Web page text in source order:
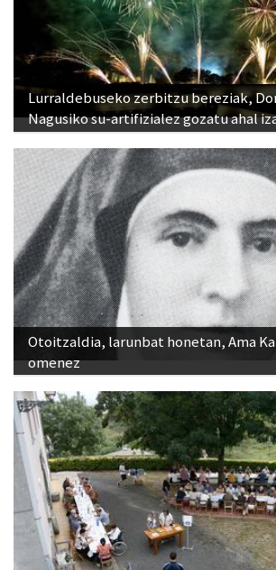
Lurraldebuseko zerbitzu bereziak,
Nagusiko su-artifizialez gozatu ahal
Otoitzaldia, larunbat honetan, Ama
omenez